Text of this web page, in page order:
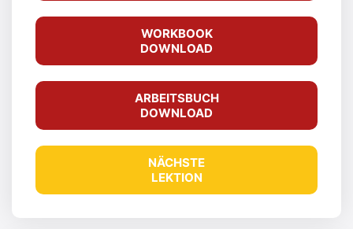
WORKBOOK
DOWNLOAD
ARBEITSBUCH
DOWNLOAD
NÄCHSTE
LEKTION